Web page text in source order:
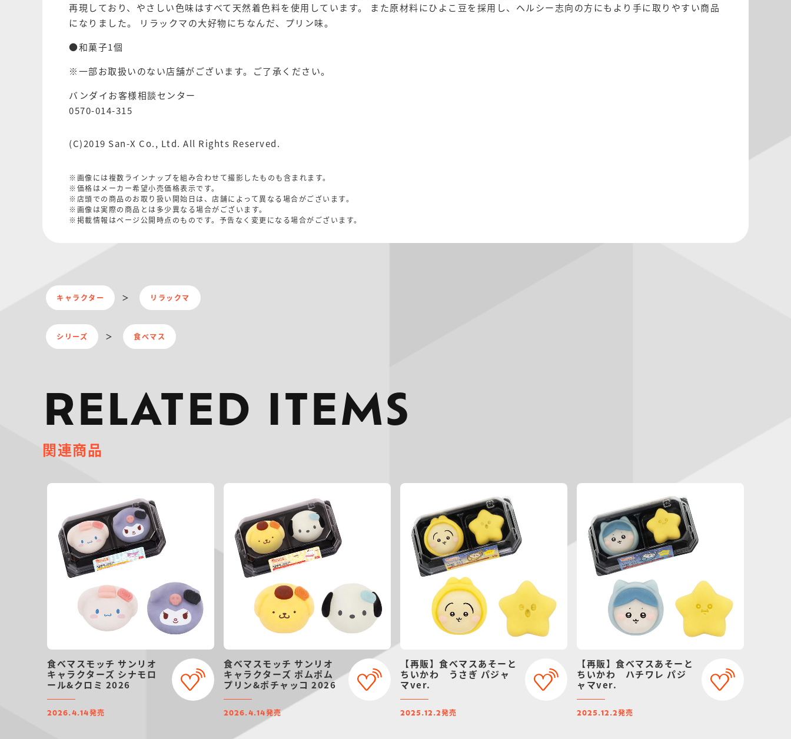
再現しており、やさしい色味はすべて天然着色料を使用しています。 また原材料にひよこ豆を採用し、ヘルシー志向の方にもより手に取りやすい商品
になりました。 リラックマの大好物にちなんだ、プリン味。
●和菓子1個
※一部お取扱いのない店舗がございます。ご了承ください。
バンダイお客様相談センター
0570-014-315
(C)2019 San-X Co., Ltd. All Rights Reserved.
※画像には複数ラインナップを組み合わせて撮影したものも含まれます。
※価格はメーカー希望小売価格表示です。
※店頭での商品のお取り扱い開始日は、店舗によって異なる場合がございます。
※画像は実際の商品とは多少異なる場合がございます。
※掲載情報はページ公開時点のものです。予告なく変更になる場合がございます。
キャラクター リラックマ
シリーズ 食べマス
RELATED ITEMS
関連商品
食べマスモッチ サンリオ
キャラクターズ シナモロ
ール&クロミ 2026
2026.4.14発売
食べマスモッチ サンリオ
キャラクターズ ポムポム
プリン&ポチャッコ 2026
2026.4.14発売
【再販】食べマスあそーと
ちいかわ うさぎ パジャ
マver.
2025.12.2発売
【再販】食べマスあそーと
ちいかわ ハチワレ パジ
ャマver.
2025.12.2発売